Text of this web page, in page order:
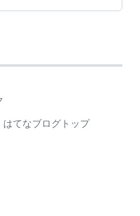
撃型カスタマイ
ウスダークを救う
はてなブログトップ